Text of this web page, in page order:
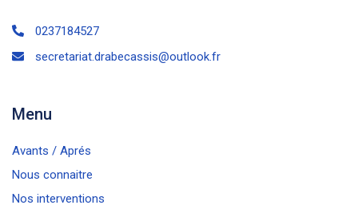
0237184527
secretariat.drabecassis@outlook.fr
Menu
Avants / Aprés
Nous connaitre
Nos interventions